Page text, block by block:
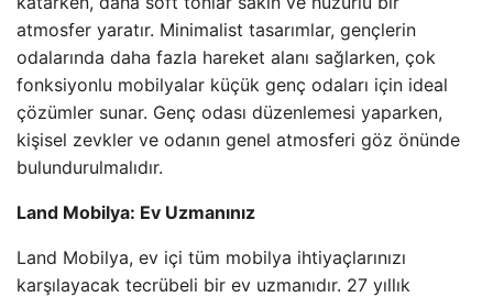
atmosfer yaratır. Minimalist tasarımlar, gençlerin
odalarında daha fazla hareket alanı sağlarken, çok
fonksiyonlu mobilyalar küçük genç odaları için ideal
çözümler sunar. Genç odası düzenlemesi yaparken,
kişisel zevkler ve odanın genel atmosferi göz önünde
bulundurulmalıdır.
Land Mobilya: Ev Uzmanınız
Land Mobilya, ev içi tüm mobilya ihtiyaçlarınızı
karşılayacak tecrübeli bir ev uzmanıdır. 27 yıllık